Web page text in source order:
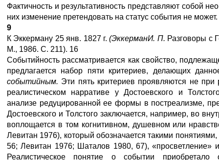
Фактичность и результативность представляют собой
них изменение претендовать на статус события не может.
9
К Эккерману 25 янв. 1827 г.(ЭккерманИ. П. Разговоры с
М., 1986. С. 211). 16
Событийность рассматривается как свойство,
предлагается набор пяти критериев, делающих
событийным. Эти пять критериев проявляются не
реалистическом нарративе у Достоевского и
анализе редуцированной ее формы в постреализме,
Достоевского и Толстого заключается, например, во
воплощается в том когнитивном, душевном или
Левитан 1976), который обозначается такими
56; Левитан 1976; Шаталов 1980, 67), «просветление»
Реалистическое понятие о событии приобретало